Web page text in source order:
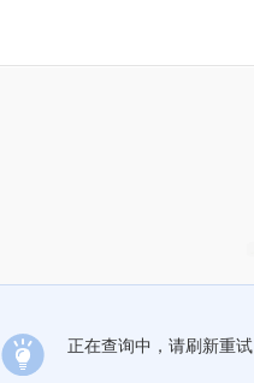
正在查询中，请刷新重试